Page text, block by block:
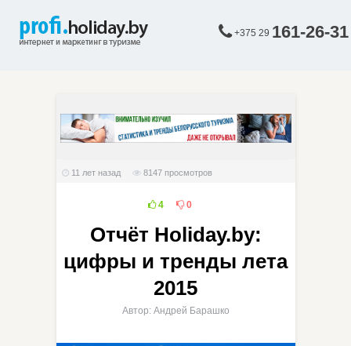
+375 29 161-26-31
11 лет назад 8147 просмотров
4 0
Отчёт Holiday.by:
цифры и тренды лета
2015
Автор: Андрей Барашко